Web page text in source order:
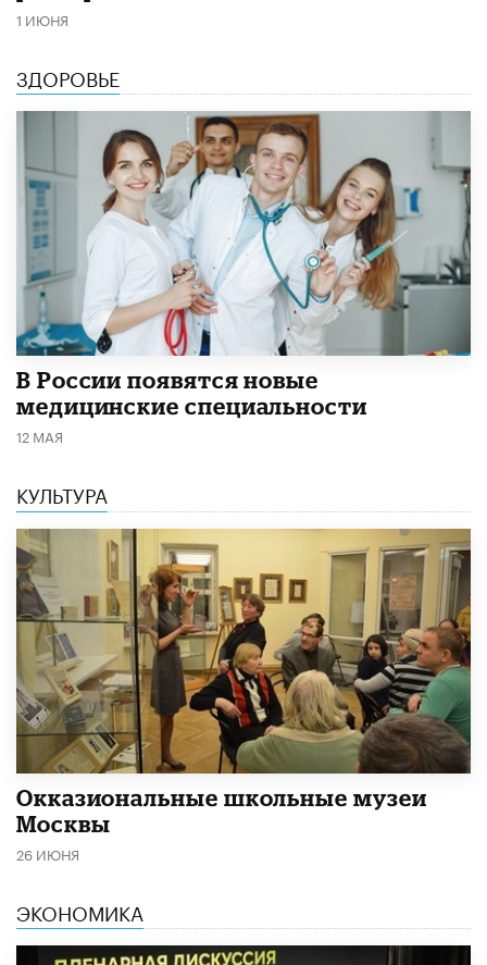
1 ИЮНЯ
ЗДОРОВЬЕ
В России появятся новые
медицинские специальности
12 МАЯ
КУЛЬТУРА
​Окказиональные школьные музеи
Москвы
26 ИЮНЯ
ЭКОНОМИКА